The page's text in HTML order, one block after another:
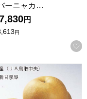
りに登録する
ーニャカ…
円
円
赤秀5kg 5L以上10玉
産(JA鳥取中央)琴浦の